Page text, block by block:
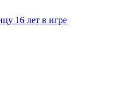
16 лет в игре